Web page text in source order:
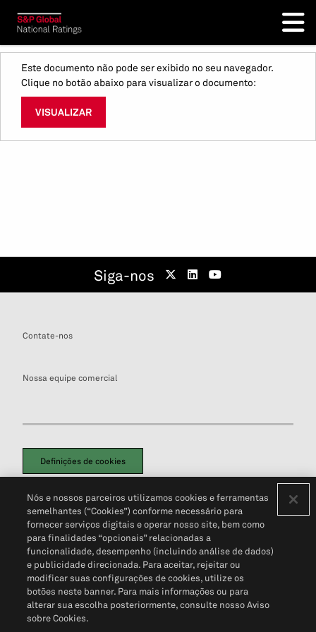
Este documento não pode ser exibido no seu navegador.
Clique no botão abaixo para visualizar o documento:
VISUALIZAR
Siga-nos
Contate-nos
Nossa equipe comercial
Definições de cookies
Política de PrivacidadePortal de privacidade do cliente (em inglês)
Não Venda Minhas Informações Pessoais© 2026 S&P Global
Nós e nossos parceiros utilizamos cookies e ferramentas
semelhantes (“Cookies”) conforme necessário para
fornecer serviços digitais e operar nosso site, bem como
para finalidades “opcionais” relacionadas a
funcionalidade, desempenho (incluindo análise de dados)
e publicidade direcionada. Para aceitar, rejeitar ou
modificar suas configurações de cookies, utilize os
botões neste banner. Para mais informações ou para
alterar sua escolha posteriormente, consulte nosso Aviso
sobre Cookies.